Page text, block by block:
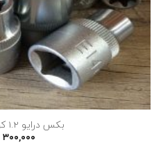
بکس درایو 1.2 کوتاه E سایز 8
۳۰۰,۰۰۰